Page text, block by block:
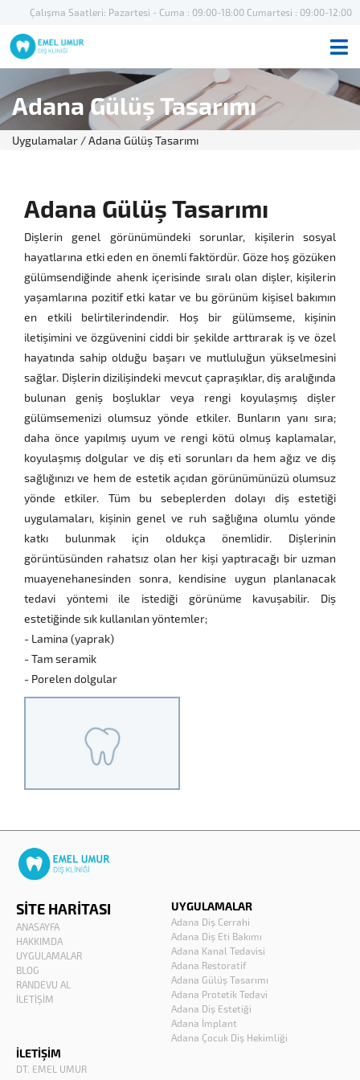
Çalışma Saatleri: Pazartesi - Cuma : 09:00-18:00 Cumartesi : 09:00-12:00
Adana Gülüş Tasarımı
Uygulamalar / Adana Gülüş Tasarımı
Adana Gülüş Tasarımı
Dişlerin genel görünümündeki sorunlar, kişilerin sosyal
hayatlarına etki eden en önemli faktördür. Göze hoş gözüken
gülümsendiğinde ahenk içerisinde sıralı olan dişler, kişilerin
yaşamlarına pozitif etki katar ve bu görünüm kişisel bakımın
en etkili belirtilerindendir. Hoş bir gülümseme, kişinin
iletişimini ve özgüvenini ciddi bir şekilde arttırarak iş ve özel
hayatında sahip olduğu başarı ve mutluluğun yükselmesini
sağlar. Dişlerin dizilişindeki mevcut çapraşıklar, diş aralığında
bulunan geniş boşluklar veya rengi koyulaşmış dişler
gülümsemenizi olumsuz yönde etkiler. Bunların yanı sıra;
daha önce yapılmış uyum ve rengi kötü olmuş kaplamalar,
koyulaşmış dolgular ve diş eti sorunları da hem ağız ve diş
sağlığınızı ve hem de estetik açıdan görünümünüzü olumsuz
yönde etkiler. Tüm bu sebeplerden dolayı diş estetiği
uygulamaları, kişinin genel ve ruh sağlığına olumlu yönde
katkı bulunmak için oldukça önemlidir. Dişlerinin
görüntüsünden rahatsız olan her kişi yaptıracağı bir uzman
muayenehanesinden sonra, kendisine uygun planlanacak
tedavi yöntemi ile istediği görünüme kavuşabilir. Diş
estetiğinde sık kullanılan yöntemler;
- Lamina (yaprak)
- Tam seramik
- Porelen dolgular
SİTE HARİTASI
ANASAYFA
HAKKIMDA
UYGULAMALAR
BLOG
RANDEVU AL
İLETİŞİM
UYGULAMALAR
Adana Diş Cerrahi
Adana Diş Eti Bakımı
Adana Kanal Tedavisi
Adana Restoratif
Adana Gülüş Tasarımı
Adana Protetik Tedavi
Adana Diş Estetiği
Adana İmplant
Adana Çocuk Diş Hekimliği
İLETİŞİM
DT. EMEL UMUR